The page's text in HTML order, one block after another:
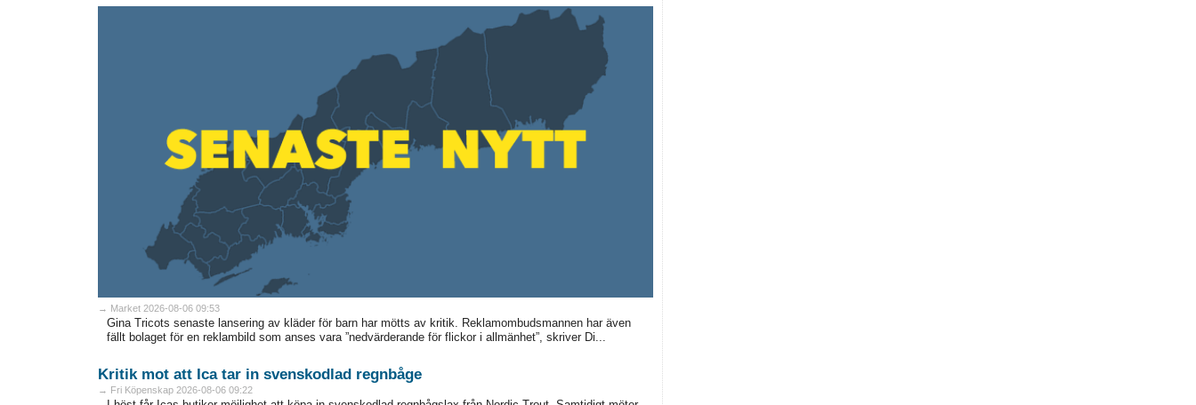
→ Market 2026-08-06 09:53
Gina Tricots senaste lansering av kläder för barn har mötts av kritik. Reklamombudsmannen har även
fällt bolaget för en reklambild som anses vara ”nedvärderande för flickor i allmänhet”, skriver Di...
Kritik mot att Ica tar in svenskodlad regnbåge
→ Fri Köpenskap 2026-08-06 09:22